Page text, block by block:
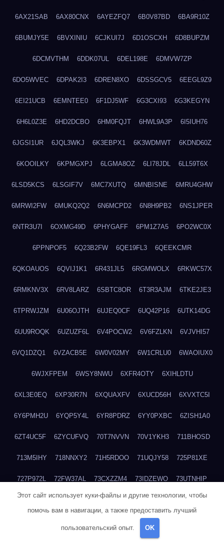
6AX21SAB 6AX80CNX 6AYEZFQ7 6B0V87BD 6BA9R10Z
6BUMJY5E 6BVXINIU 6CJKUI7J 6D1OSCXH 6D8BUPZM
6DCMVTHM 6DDK07UL 6DEL198E 6DMVW7ZP
6DO5WVEC 6DPAK2I3 6DREN8XO 6DSSGCV5 6EEGL9Z9
6EI21UCB 6EMNTEE0 6F1DJ5WF 6G3CXI93 6G3KEGYN
6H6L0Z3E 6HD2DCBO 6HM0FQJT 6HWL9A3P 6I5IUH76
6JGSI1UR 6JQL3WKJ 6K3EBPX1 6K3WDMWT 6KDND60Z
6KOOILKY 6KPMGXPJ 6LGMA8OZ 6LI78JDL 6LL59T6X
6LSD5KCS 6LSGIF7V 6MC7XUTQ 6MNBISNE 6MRU4GHW
6MRWI2FW 6MUKQ2Q2 6N6MCPD2 6N8H9PB2 6NS1JPER
6NTR3U7I 6OXMG49D 6PHYGAFF 6PM1Z7A5 6PO2WC0X
6PPNPOF5 6Q23B2FW 6QE19FL3 6QEEKCMR
6QKOAUOS 6QVIJ1K1 6R431JL5 6RGMWOLX 6RKWC57X
6RMKNV3X 6RV8LARZ 6SBTC8OR 6T3R3AJM 6TKE2JE3
6TPRWJZM 6U06OJTH 6UJEQ0CF 6UQ42P16 6UTK14DG
6UU9ROQK 6UZUZF6L 6V4POCW2 6V6FZLKN 6VJVHI57
6VQ1DZQ1 6VZACB5E 6W0V02MY 6W1CRLU0 6WAOIUX0
6WJXFPEM 6WSY8NWU 6XFR4OTY 6XIHLDTU
6XL3E0EQ 6XP30R7N 6XQUAXFV 6XUCD56H 6XVXTC5I
6Y6PMH2U 6YQP5Y4L 6YR8PDRZ 6YY0PXBC 6ZISH1A0
6ZT4UC5F 6ZYCUFVQ 70T7NVVN 70V1YKH3 711BHOSD
713M5IHY 718NNXY2 71H5RDOO 71UQJY58 725P81XE
727P972L 72FW37AL 73CXZZM4 73IDZEWO 73UTNHIP
73VKAF4E 740HGIUK 745ACL1O 74DPJX4S 74DVDXRM
76BJGQ4F
Этот сайт использует куки-файлы и другие технологии, чтобы
помочь вам в навигации, а также предоставить лучший
пользовательский опыт. OK